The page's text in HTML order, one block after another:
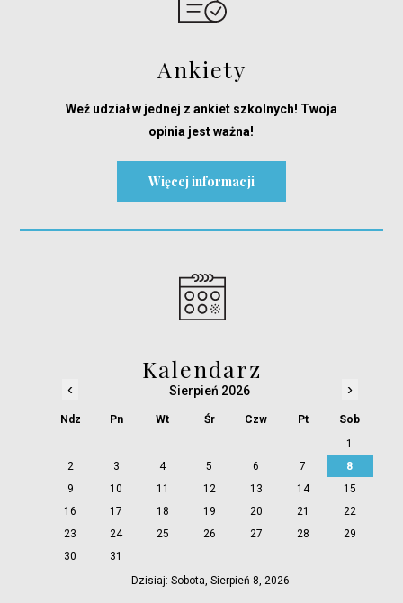
Ankiety
Weź udział w jednej z ankiet szkolnych! Twoja
opinia jest ważna!
Więcej informacji
Kalendarz
‹ Sierpień 2026 ›
Ndz Pn Wt Śr Czw Pt
Sob
1
2
3 4 5 6 7
8
9
10 11 12 13 14
15
16
17 18 19 20 21
22
23
24 25 26 27 28
29
30
31
Dzisiaj: Sobota, Sierpień 8, 2026